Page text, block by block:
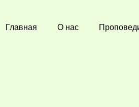
Главная О нас